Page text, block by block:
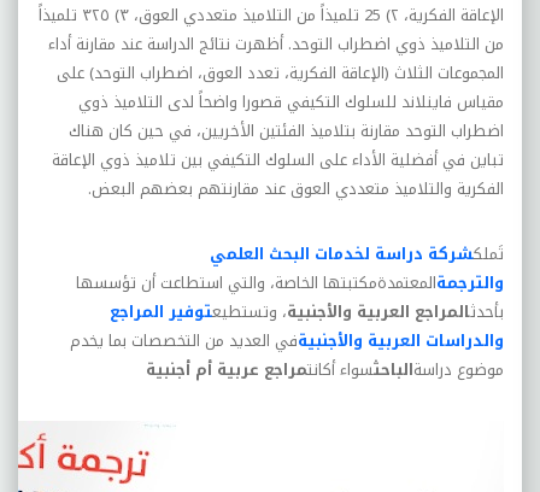
الإعاقة الفكرية، ٢) 25 تلميذاً من التلاميذ متعددي العوق، ٣) ٣٢٥ تلميذاً
من التلاميذ ذوي اضطراب التوحد. أظهرت نتائج الدراسة عند مقارنة أداء
المجموعات الثلاث (الإعاقة الفكرية، تعدد العوق، اضطراب التوحد) على
مقياس فاينلاند للسلوك التكيفي قصورا واضحاً لدى التلاميذ ذوي
اضطراب التوحد مقارنة بتلاميذ الفئتين الأخريين، في حين كان هناك
تباين في أفضلية الأداء على السلوك التكيفي بين تلاميذ ذوي الإعاقة
الفكرية والتلاميذ متعددي العوق عند مقارنتهم بعضهم البعض.
تَملكشركة دراسة لخدمات البحث العلمي
والترجمةالمعتمدةمكتبتها الخاصة، والتي استطاعت أن تؤسسها
بأحدثالمراجع العربية والأجنبية، وتستطيعتوفير المراجع
والدراسات العربية والأجنبيةفي العديد من التخصصات بما يخدم
موضوع دراسةالباحثسواء أكانتمراجع عربية أم أجنبية